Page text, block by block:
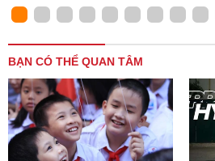
BẠN CÓ THỂ QUAN TÂM